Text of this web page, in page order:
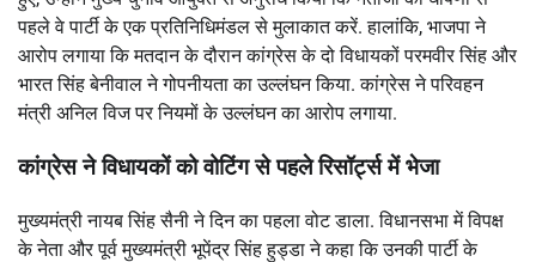
पहले वे पार्टी के एक प्रतिनिधिमंडल से मुलाकात करें. हालांकि, भाजपा ने
आरोप लगाया कि मतदान के दौरान कांग्रेस के दो विधायकों परमवीर सिंह और
भारत सिंह बेनीवाल ने गोपनीयता का उल्लंघन किया. कांग्रेस ने परिवहन
मंत्री अनिल विज पर नियमों के उल्लंघन का आरोप लगाया.
कांग्रेस ने विधायकों को वोटिंग से पहले रिसॉर्ट्स में भेजा
मुख्यमंत्री नायब सिंह सैनी ने दिन का पहला वोट डाला. विधानसभा में विपक्ष
के नेता और पूर्व मुख्यमंत्री भूपेंद्र सिंह हुड्डा ने कहा कि उनकी पार्टी के